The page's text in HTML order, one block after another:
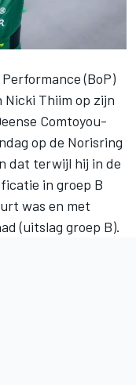
(BoP)
Nicki Thiim op zijn
Comtoyou-
op de Norisring
dat terwijl hij in de
in groep B
was en met
(uitslag groep B).